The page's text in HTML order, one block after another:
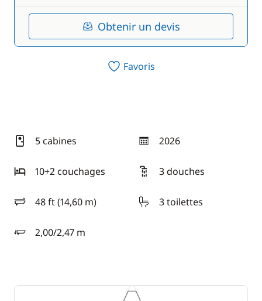
Obtenir un devis
Favoris
5 cabines 2026
année
10+2 couchages
3 douches
48 ft (14,60 m)
longueur 3 toilettes
2,00/2,47 m
tirant d'eau